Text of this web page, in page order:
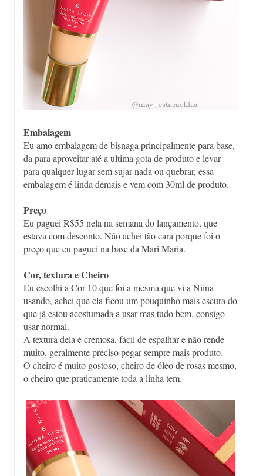
Embalagem
Eu amo embalagem de bisnaga principalmente para base,
da para aproveitar até a ultima gota de produto e levar
para qualquer lugar sem sujar nada ou quebrar, essa
embalagem é linda demais e vem com 30ml de produto.
Preço
Eu paguei R$55 nela na semana do lançamento, que
estava com desconto. Não achei tão cara porque foi o
preço que eu paguei na base da Mari Maria.
Cor, textura e Cheiro
Eu escolhi a Cor 10 que foi a mesma que vi a Niina
usando, achei que ela ficou um pouquinho mais escura do
que já estou acostumada a usar mas tudo bem, consigo
usar normal.
A textura dela é cremosa, fácil de espalhar e não rende
muito, geralmente preciso pegar sempre mais produto.
O cheiro é muito gostoso, cheiro de óleo de rosas mesmo,
o cheiro que praticamente toda a linha tem.